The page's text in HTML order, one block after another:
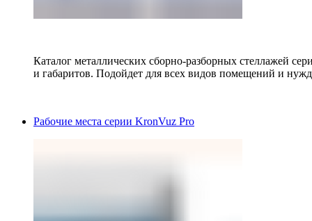
Каталог металлических сборно-разборных стеллажей
и габаритов. Подойдет для всех видов помещений и
Рабочие места серии KronVuz Pro